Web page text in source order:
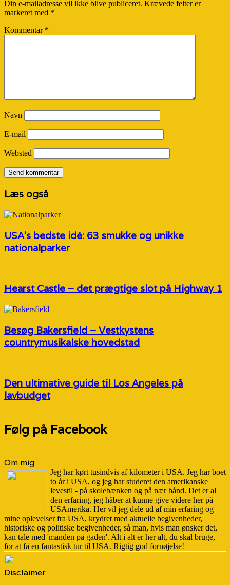
Din e-mailadresse vil ikke blive publiceret. Krævede felter er
markeret med *
Kommentar *
Navn
E-mail
Websted
Læs også
USA’s bedste idé: 63 smukke og unikke
nationalparker
Hearst Castle – det prægtige slot på Highway 1
Besøg Bakersfield – Vestkystens
countrymusikalske hovedstad
Den ultimative guide til Los Angeles på
lavbudget
Følg på Facebook
Om mig
Jeg har kørt tusindvis af kilometer i USA. Jeg har boet
to år i USA, og jeg har studeret den amerikanske
levestil - på skolebænken og på nær hånd. Det er al
den erfaring, jeg håber at kunne give videre her på
USAmerika. Her vil jeg dele ud af min erfaring og
mine oplevelser fra USA, krydret med aktuelle begivenheder,
historiske og politiske begivenheder, så man, hvis man ønsker det,
kan tale med 'manden på gaden'. Alt i alt er her alt, du skal bruge,
for at få en fantastisk tur til USA. Rigtig god fornøjelse!
Disclaimer